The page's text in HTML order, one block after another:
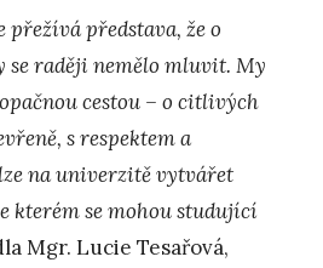
přežívá představa, že o
se raději nemělo mluvit. My
cestou – o citlivých
s respektem a
na univerzitě vytvářet
kterém se mohou studující
Mgr. Lucie Tesařová,